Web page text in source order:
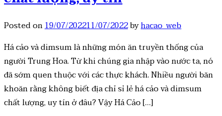
Posted on19/07/202211/07/2022byhacao_web
Há cảo và dimsum là những món ăn truyền thống của
người Trung Hoa. Từ khi chúng gia nhập vào nước ta, nó
đã sớm quen thuộc với các thực khách. Nhiều người băn
khoăn rằng không biết địa chỉ sỉ lẻ há cảo và dimsum
chất lượng, uy tín ở đâu? Vậy Há Cảo […]